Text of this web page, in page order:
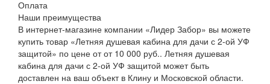
Оплата
Наши преимущества
В интернет-магазине компании «Лидер Забор» вы можете
купить товар «Летняя душевая кабина для дачи с 2-ой УФ
защитой» по цене от от 10 000 руб.. Летняя душевая
кабина для дачи с 2-ой УФ защитой может быть
доставлен на ваш объект в Клину и Московской области.